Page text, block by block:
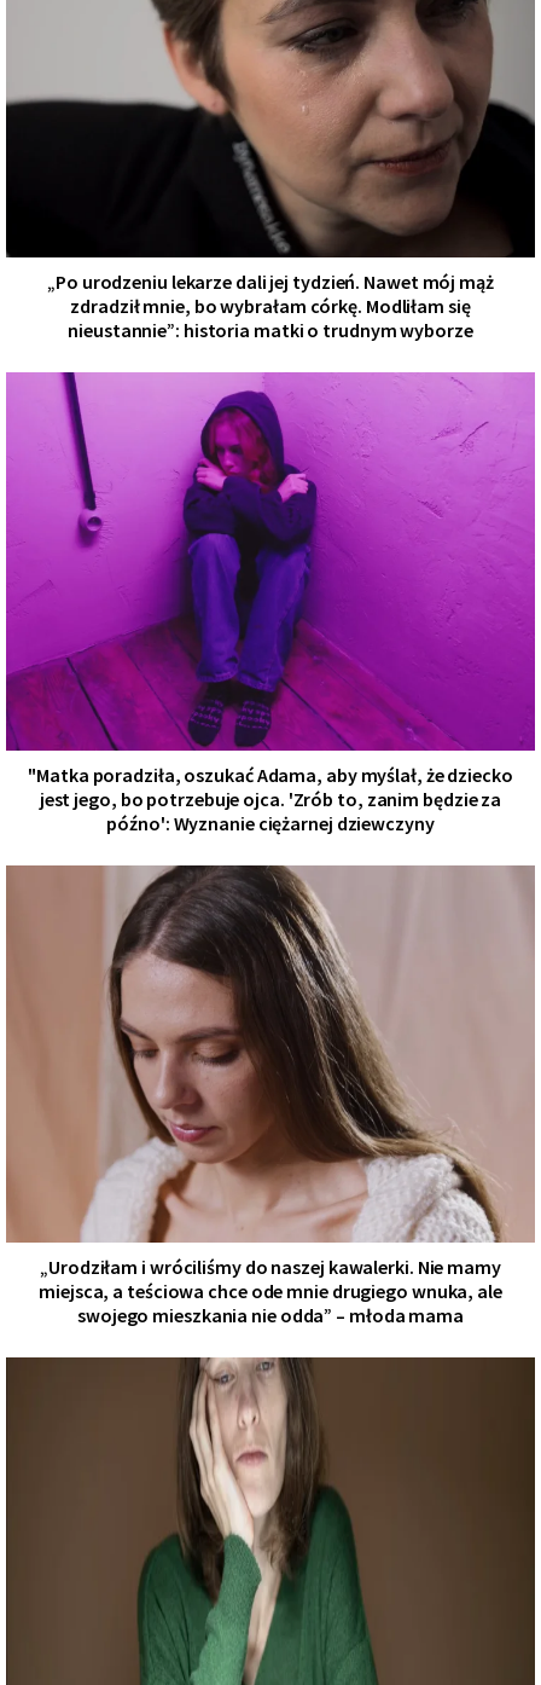
„Po urodzeniu lekarze dali jej tydzień. Nawet mój mąż
zdradził mnie, bo wybrałam córkę. Modliłam się
nieustannie”: historia matki o trudnym wyborze
"Matka poradziła, oszukać Adama, aby myślał, że dziecko
jest jego, bo potrzebuje ojca. 'Zrób to, zanim będzie za
późno': Wyznanie ciężarnej dziewczyny
„Urodziłam i wróciliśmy do naszej kawalerki. Nie mamy
miejsca, a teściowa chce ode mnie drugiego wnuka, ale
swojego mieszkania nie odda” – młoda mama